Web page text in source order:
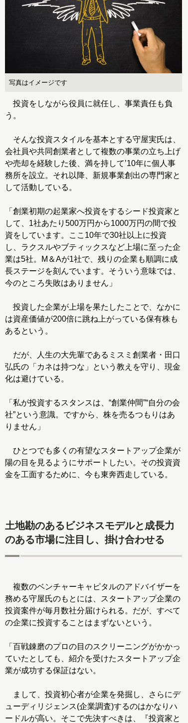
写真はイメージです
投資をしながら役員に就任し、事業責任も負
う。
そんな投資スタイルを基本とする守屋実氏は、
会社員や共同創業者として複数の事業の立ち上げ
や売却を経験した後、満を持してʼ10年に個人事
務所を設立。それ以降、新規事業創出の専門家と
して活動している。
「創業初期の起業家へ投資をするシード投資家と
して、1社あたり500万円から1000万円の間で投
資をしています。ここ10年で30社以上に投資
し、ラクスルやブティックスなど上場に至った企
業は5社。M＆Aが1社で、残りの企業も順調に成
長ステージを刻んでいます。そういう意味では、
今のところ失敗はありません」
投資した企業が上場を果たしたことで、なかに
は資産価値が200倍に跳ね上がっている保有株も
あるという。
だが、人生の大先輩であるミスミ創業者・田口
弘氏の「カネは持つな」という教えを守り、現金
化は避けている。
「私が投資するスタンスは、“創業仲間”“自分の会
社”という意識。ですから、株を売るつもりはあ
りません」
ひとつでも多くの有望なスタートアップ企業が
陽の目を見るようにサポートしたい。その投資資
金を工面するために、今も東奔西走している。
土地勘のあるビジネスモデルと成長力
のある市場に注目し、掛け合わせる
複数のベンチャーキャピタルのアドバイザーを
務める守屋氏のもとには、スタートアップ企業の
投資案件が毎月数社分届けられる。だが、すべて
の企業に投資することはまずないという。
「百戦錬磨のプロの目のスクリーニングがかかっ
ていたとしても、紹介を受けたスタートアップ企
業が成功する保証はない。
まして、投資初心者が企業を発掘し、さらにデ
ューディリジェンス(企業調査)するのはかなりハ
ードルが高い。そこで先決すべきは、『投資家と